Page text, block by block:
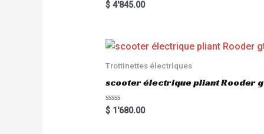
Rated
5.00
$4'845.00
Trottinettes électriques
scooter électrique pliant Rooder
R
a
$1'680.00